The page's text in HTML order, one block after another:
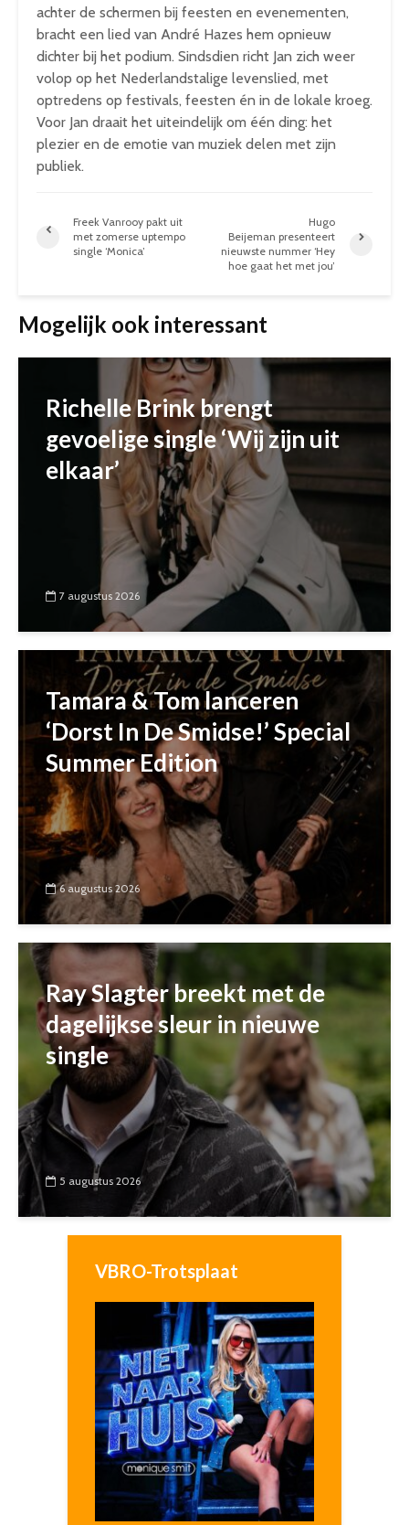
achter de schermen bij feesten en evenementen,
bracht een lied van André Hazes hem opnieuw
dichter bij het podium. Sindsdien richt Jan zich weer
volop op het Nederlandstalige levenslied, met
optredens op festivals, feesten én in de lokale kroeg.
Voor Jan draait het uiteindelijk om één ding: het
plezier en de emotie van muziek delen met zijn
publiek.
Freek Vanrooy pakt uit
met zomerse uptempo
single ‘Monica’
Hugo
Beijeman presenteert
nieuwste nummer ‘Hey
hoe gaat het met jou’
Mogelijk ook interessant
Richelle Brink brengt
gevoelige single ‘Wij zijn uit
elkaar’
7 augustus 2026
Tamara & Tom lanceren
‘Dorst In De Smidse!’ Special
Summer Edition
6 augustus 2026
Ray Slagter breekt met de
dagelijkse sleur in nieuwe
single
5 augustus 2026
VBRO-Trotsplaat